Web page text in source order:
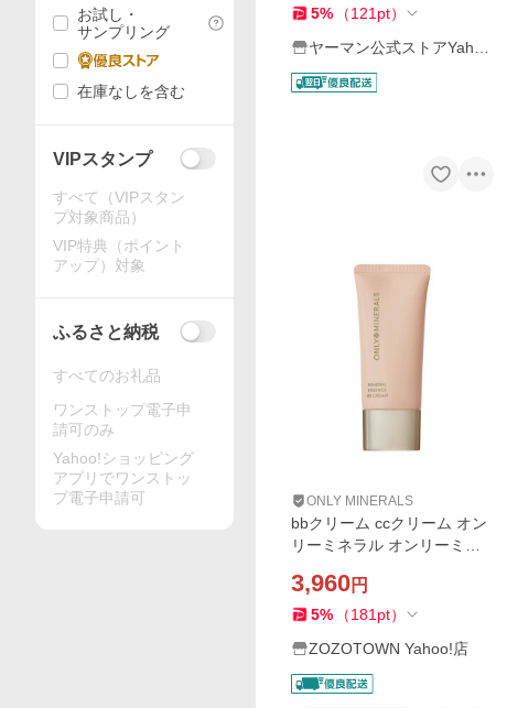
ームチーク うるおい
5% （121 pt）
ヤーマン公式ストアYaho
o!ショッピング店
ONLY MINERALS
bbクリーム ccクリーム オン
リーミネラル オンリーミネ
BクリームN
3,960円
5% （181 pt）
ZOZOTOWN Yahoo!店
お試し・
サンプリング
在庫なしを含む
VIPスタンプ
すべて（VIPスタン
プ対象商品）
VIP特典（ポイント
アップ）対象
ふるさと納税
すべてのお礼品
ワンストップ電子申
請可のみ
Yahoo!ショッピング
アプリでワンストッ
プ電子申請可